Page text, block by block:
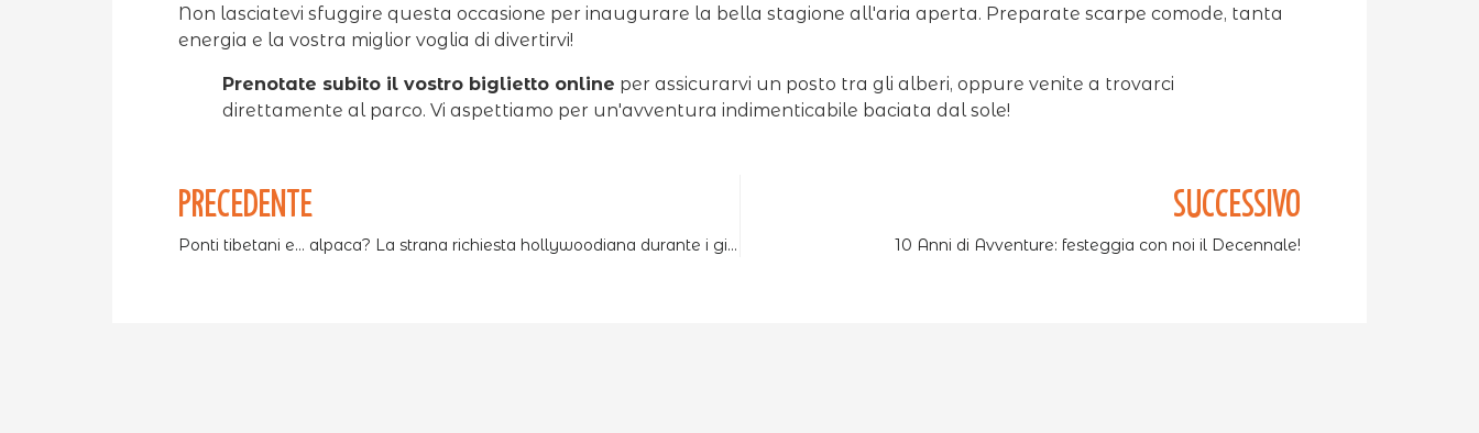
Non lasciatevi sfuggire questa occasione per inaugurare la bella stagione all'aria aperta. Preparate scarpe comode, tanta
energia e la vostra miglior voglia di divertirvi!
Prenotate subito il vostro biglietto online per assicurarvi un posto tra gli alberi, oppure venite a trovarci
direttamente al parco. Vi aspettiamo per un'avventura indimenticabile baciata dal sole!
PRECEDENTE
Ponti tibetani e… alpaca? La strana richiesta hollywoodiana durante i giorni di riposo del Lake Como Adventure Park
SUCCESSIVO
10 Anni di Avventure: festeggia con noi il Decennale!